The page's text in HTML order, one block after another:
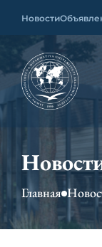
Новости
Главная